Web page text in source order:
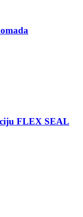
FLEX SEAL
SEAL Bela količina